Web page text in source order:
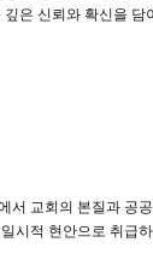
은 신뢰와 확신을 담
서 교회의 본질과 공
시적 현안으로 취급